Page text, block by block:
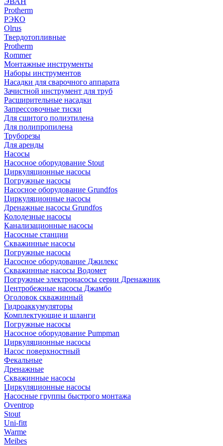
Protherm
РЭКО
Olrus
Твердотопливные
Protherm
Rommer
Монтажные инструменты
Наборы инструментов
Насадки для сварочного аппарата
Зачистной инструмент для труб
Расширительные насадки
Запрессовочные тиски
Для сшитого полиэтилена
Для полипропилена
Труборезы
Для аренды
Насосы
Насосное оборудование Stout
Циркуляционные насосы
Погружные насосы
Насосное оборудование Grundfos
Циркуляционные насосы
Дренажные насосы Grundfos
Колодезные насосы
Канализационные насосы
Насосные станции
Скважинные насосы
Погружные насосы
Насосное оборудование Джилекс
Скважинные насосы Водомет
Погружные электронасосы серии Дренажник
Центробежные насосы Джамбо
Оголовок скважинный
Гидроаккумуляторы
Комплектующие и шланги
Погружные насосы
Насосное оборудование Pumpman
Циркуляционные насосы
Насос поверхностный
Фекальные
Дренажные
Скважинные насосы
Циркуляционные насосы
Насосные группы быстрого монтажа
Oventrop
Stout
Uni-fitt
Warme
Meibes